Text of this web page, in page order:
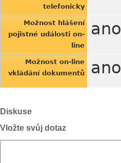
telefonicky
Možnost hlášení
pojistné události on-
line
ano
Možnost on-line
vkládání dokumentů
ano
Diskuse
Vložte svůj dotaz